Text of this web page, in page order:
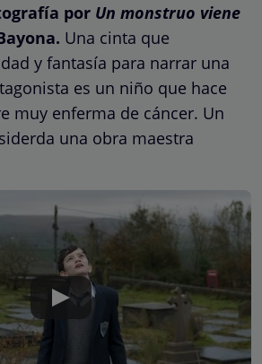
por Un monstruo viene
Una cinta que
y fantasía para narrar una
es un niño que hace
muy enferma de cáncer. Un
una obra maestra